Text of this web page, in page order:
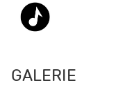
GALERIE